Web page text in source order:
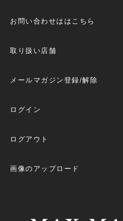
お問い合わせははこちら
取り扱い店舗
メールマガジン登録/解除
ログイン
ログアウト
画像のアップロード